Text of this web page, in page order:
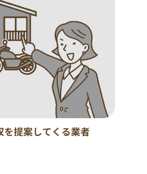
を提案してくる業者